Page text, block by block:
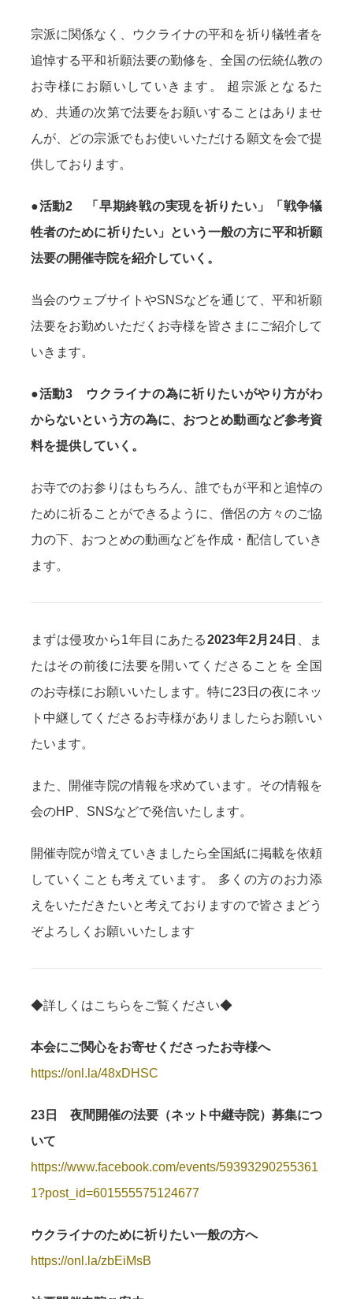
宗派に関係なく、ウクライナの平和を祈り犠牲者を
追悼する平和祈願法要の勤修を、全国の伝統仏教の
お寺様にお願いしていきます。 超宗派となるた
め、共通の次第で法要をお願いすることはありませ
んが、どの宗派でもお使いいただける願⽂を会で提
供しております。
●活動2 「早期終戦の実現を祈りたい」「戦争犠
牲者のために祈りたい」という⼀般の⽅に平和祈願
法要の開催寺院を紹介していく。
当会のウェブサイトやSNSなどを通じて、平和祈願
法要をお勤めいただくお寺様を皆さまにご紹介して
いきます。
●活動3 ウクライナの為に祈りたいがやり⽅がわ
からないという⽅の為に、おつとめ動画など参考資
料を提供していく。
お寺でのお参りはもちろん、誰でもが平和と追悼の
ために祈ることができるように、僧侶の方々のご協
⼒の下、おつとめの動画などを作成・配信していき
ます。
まずは侵攻から1年⽬にあたる2023年2⽉24⽇
、ま
たはその前後に法要を開いてくださることを 全国
のお寺様にお願いいたします。特に23日の夜にネッ
ト中継してくださるお寺様がありましたらお願いい
たいます。
また、開催寺院の情報を求めています。その情報を
会のHP、SNSなどで発信いたします。
開催寺院が増えていきましたら全国紙に掲載を依頼
していくことも考えています。 多くの⽅のお⼒添
えをいただきたいと考えておりますので皆さまどう
ぞよろしくお願いいたします
◆詳しくはこちらをご覧ください◆
本会にご関⼼をお寄せくださったお寺様へ
https://onl.la/48xDHSC
23日 夜間開催の法要（ネット中継寺院）募集につ
いて
https://www.facebook.com/events/59393290255361
1?post_id=601555575124677
ウクライナのために祈りたい⼀般の⽅へ
https://onl.la/zbEiMsB